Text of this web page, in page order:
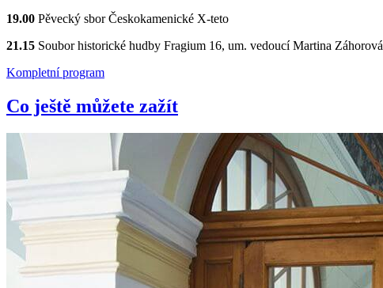
19.00 Pěvecký sbor Českokamenické X-teto
21.15 Soubor historické hudby Fragium 16, um. vedoucí Martina Záhorová
Kompletní program
Co ještě můžete zažít